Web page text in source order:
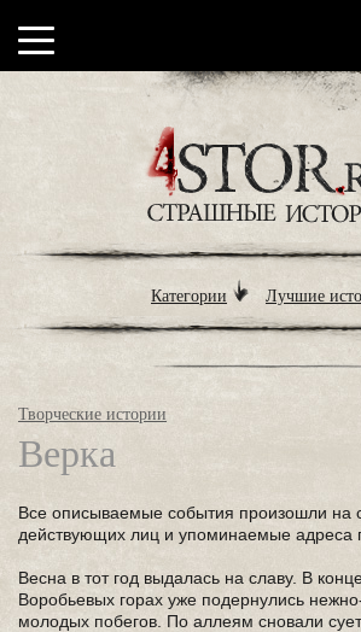
Категории Лучшие
Творческие истории
Верка
Все описываемые события произошли
действующих лиц и упоминаемые адреса
Весна в тот год выдалась на славу. В
Воробьевых горах уже подернулись
молодых побегов. По аллеям сновали